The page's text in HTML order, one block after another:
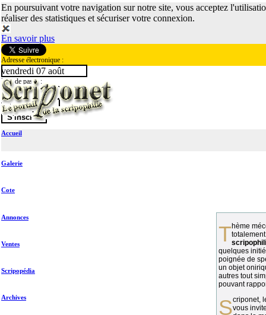
En poursuivant votre navigation sur notre site, vous acceptez
réaliser des statistiques et sécuriser votre connexion.
En savoir plus
Adresse électronique :
Mot de passe :
vendredi 07 août
Accueil
Galerie
Cote
Annonces
Ventes
Scripopédia
Archives
Thème méconnu des collectionneurs et
quelques
poignée de
un objet
autres tout
pouvant
vous